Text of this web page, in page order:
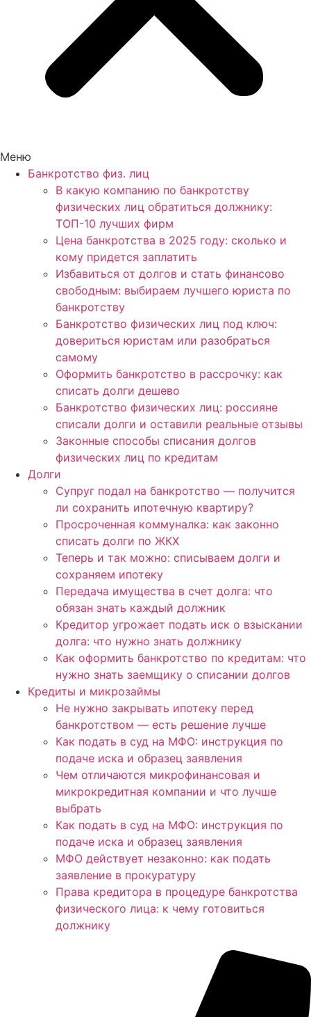
Меню
Банкротство физ. лиц
В какую компанию по банкротству
физических лиц обратиться должнику:
ТОП-10 лучших фирм
Цена банкротства в 2025 году: сколько и
кому придется заплатить
Избавиться от долгов и стать финансово
свободным: выбираем лучшего юриста по
банкротству
Банкротство физических лиц под ключ:
довериться юристам или разобраться
самому
Оформить банкротство в рассрочку: как
списать долги дешево
Банкротство физических лиц: россияне
списали долги и оставили реальные отзывы
Законные способы списания долгов
физических лиц по кредитам
Долги
Супруг подал на банкротство — получится
ли сохранить ипотечную квартиру?
Просроченная коммуналка: как законно
списать долги по ЖКХ
Теперь и так можно: списываем долги и
сохраняем ипотеку
Передача имущества в счет долга: что
обязан знать каждый должник
Кредитор угрожает подать иск о взыскании
долга: что нужно знать должнику
Как оформить банкротство по кредитам: что
нужно знать заемщику о списании долгов
Кредиты и микрозаймы
Не нужно закрывать ипотеку перед
банкротством — есть решение лучше
Как подать в суд на МФО: инструкция по
подаче иска и образец заявления
Чем отличаются микрофинансовая и
микрокредитная компании и что лучше
выбрать
Как подать в суд на МФО: инструкция по
подаче иска и образец заявления
МФО действует незаконно: как подать
заявление в прокуратуру
Права кредитора в процедуре банкротства
физического лица: к чему готовиться
должнику